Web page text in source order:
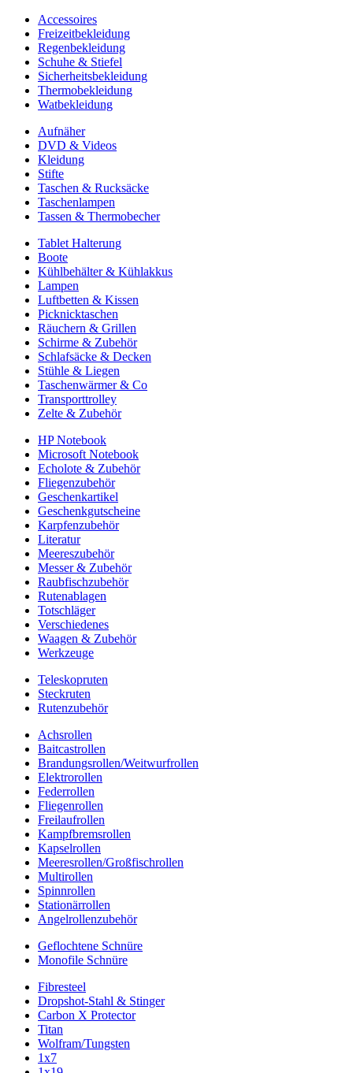
Accessoires
Freizeitbekleidung
Regenbekleidung
Schuhe & Stiefel
Sicherheitsbekleidung
Thermobekleidung
Watbekleidung
Aufnäher
DVD & Videos
Kleidung
Stifte
Taschen & Rucksäcke
Taschenlampen
Tassen & Thermobecher
Tablet Halterung
Boote
Kühlbehälter & Kühlakkus
Lampen
Luftbetten & Kissen
Picknicktaschen
Räuchern & Grillen
Schirme & Zubehör
Schlafsäcke & Decken
Stühle & Liegen
Taschenwärmer & Co
Transporttrolley
Zelte & Zubehör
HP Notebook
Microsoft Notebook
Echolote & Zubehör
Fliegenzubehör
Geschenkartikel
Geschenkgutscheine
Karpfenzubehör
Literatur
Meereszubehör
Messer & Zubehör
Raubfischzubehör
Rutenablagen
Totschläger
Verschiedenes
Waagen & Zubehör
Werkzeuge
Teleskopruten
Steckruten
Rutenzubehör
Achsrollen
Baitcastrollen
Brandungsrollen/Weitwurfrollen
Elektrorollen
Federrollen
Fliegenrollen
Freilaufrollen
Kampfbremsrollen
Kapselrollen
Meeresrollen/Großfischrollen
Multirollen
Spinnrollen
Stationärrollen
Angelrollenzubehör
Geflochtene Schnüre
Monofile Schnüre
Fibresteel
Dropshot-Stahl & Stinger
Carbon X Protector
Titan
Wolfram/Tungsten
1x7